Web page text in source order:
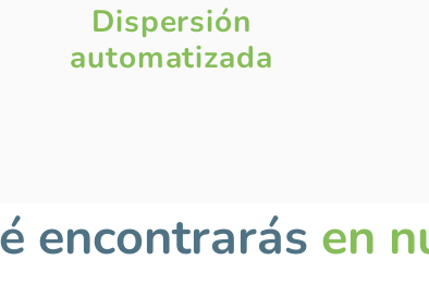
Dispersión
automatizada
encontrarás en